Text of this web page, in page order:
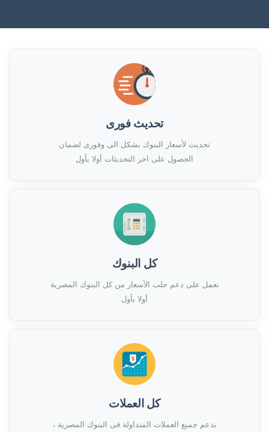
تحديث فورى
تحديث لأسعار البنوك بشكل الى وفورى لضمان
الحصول على اخر التحديثات أولا بأول
كل البنوك
نعمل على دعم جلب الأسعار من كل البنوك المصرية
أولا بأول
كل العملات
ندعم جميع العملات المتداولة فى البنوك المصرية ،